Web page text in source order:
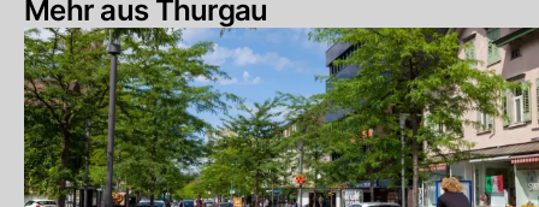
Mehr aus Thurgau